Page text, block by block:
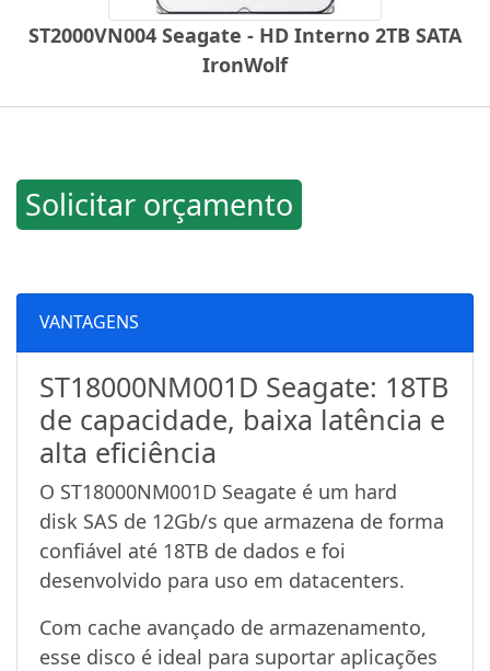
ST2000VN004 Seagate - HD Interno 2TB SATA
IronWolf
Solicitar orçamento
VANTAGENS
ST18000NM001D Seagate: 18TB
de capacidade, baixa latência e
alta eficiência
O ST18000NM001D Seagate é um hard
disk SAS de 12Gb/s que armazena de forma
confiável até 18TB de dados e foi
desenvolvido para uso em datacenters.
Com cache avançado de armazenamento,
esse disco é ideal para suportar aplicações